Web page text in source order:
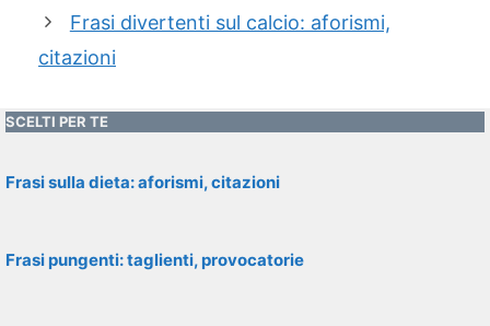
Frasi divertenti sul calcio: aforismi,
citazioni
SCELTI PER TE
Frasi sulla dieta: aforismi, citazioni
Frasi pungenti: taglienti, provocatorie